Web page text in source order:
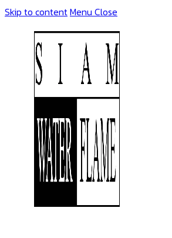
Skip to contentMenu Close